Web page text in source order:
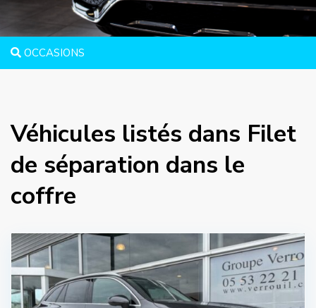
OCCASIONS
Véhicules listés dans Filet
de séparation dans le
coffre